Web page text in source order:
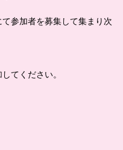
参加者を募集して集まり次
てください。